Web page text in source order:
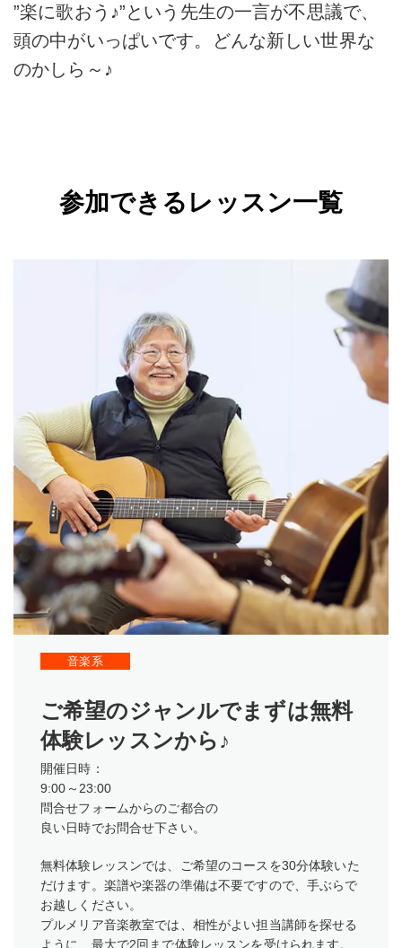
”楽に歌おう♪”という先生の一言が不思議で、
頭の中がいっぱいです。どんな新しい世界な
のかしら～♪
参加できるレッスン一覧
音楽系
ご希望のジャンルでまずは無料
体験レッスンから♪
開催日時：
9:00～23:00
問合せフォームからのご都合の
良い日時でお問合せ下さい。
無料体験レッスンでは、ご希望のコースを30分体験いた
だけます。楽譜や楽器の準備は不要ですので、手ぶらで
お越しください。
プルメリア音楽教室では、相性がよい担当講師を探せる
ように、最大で2回まで体験レッスンを受けられます。